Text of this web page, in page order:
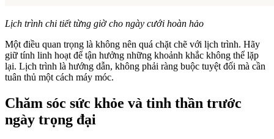
Lịch trình chi tiết từng giờ cho ngày cưới hoàn hảo
Một điều quan trọng là không nên quá chặt chẽ với lịch trình. Hãy
giữ tính linh hoạt để tận hưởng những khoảnh khắc không thể lặp
lại. Lịch trình là hướng dẫn, không phải ràng buộc tuyệt đối mà cần
tuân thủ một cách máy móc.
Chăm sóc sức khỏe và tinh thần trước
ngày trọng đại